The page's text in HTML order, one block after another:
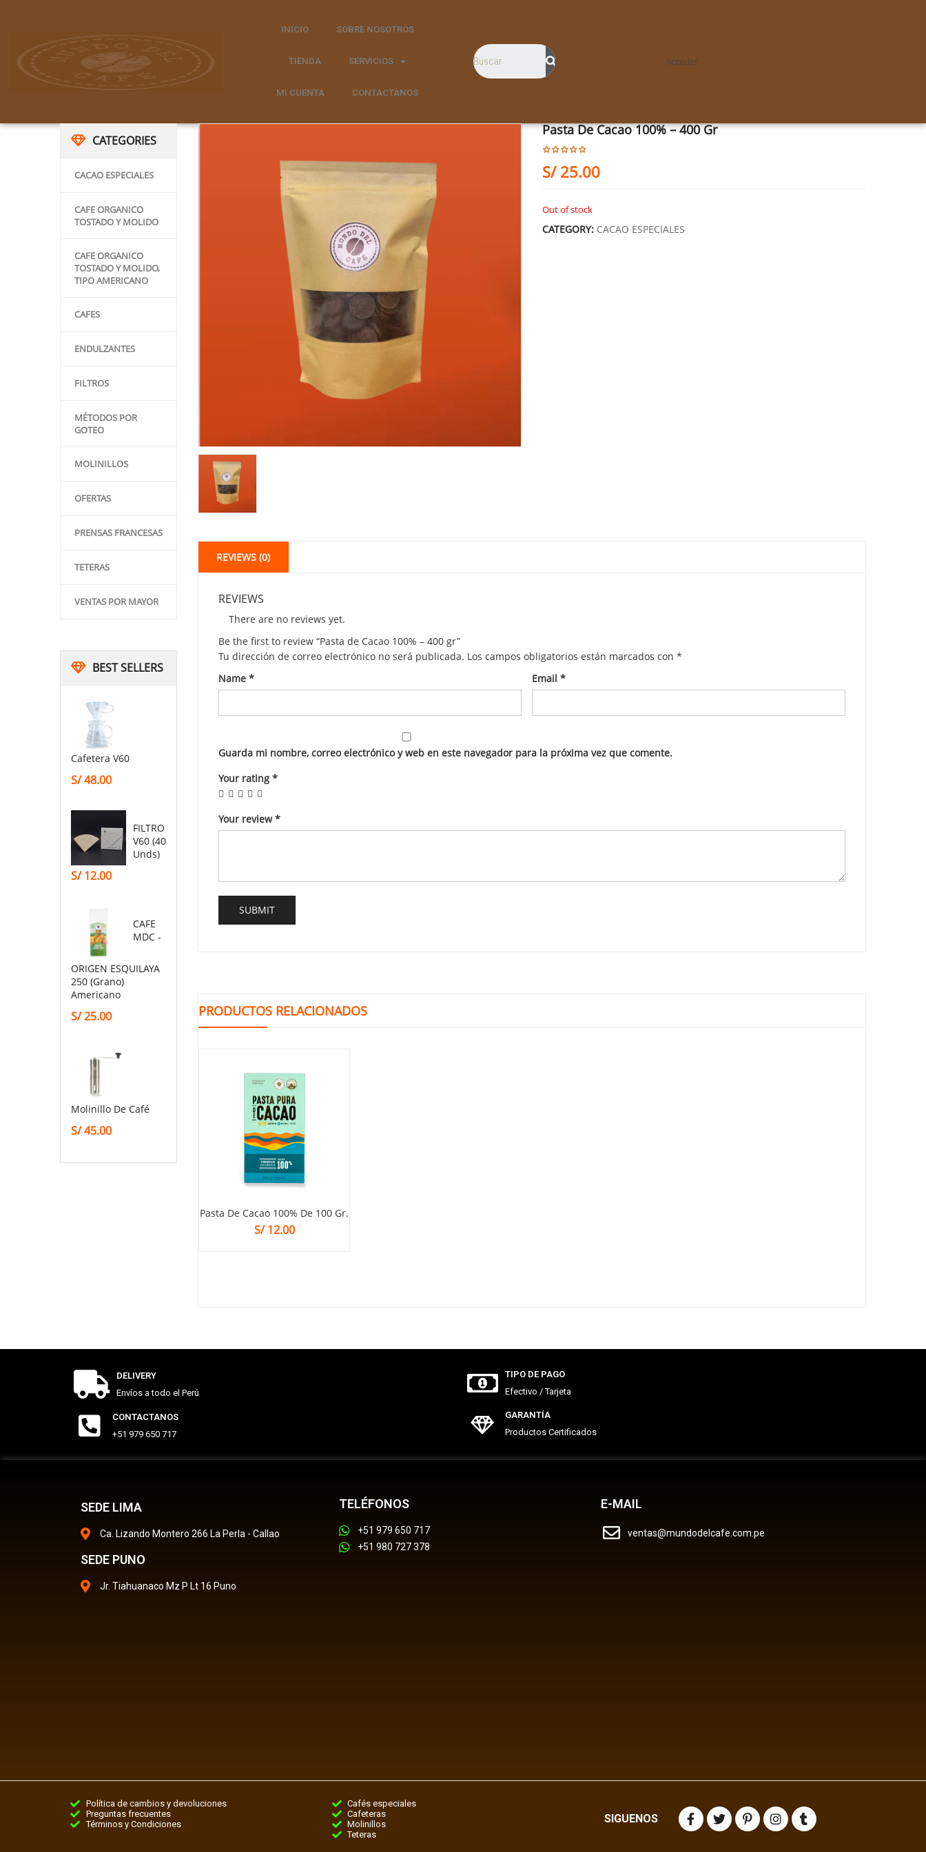
INICIO SOBRE NOSOTROS
TIENDA SERVICIOS
MI CUENTA CONTACTANOS
Acceder
CATEGORIES
CACAO ESPECIALES
CAFE ORGANICO
TOSTADO Y MOLIDO
CAFE ORGANICO
TOSTADO Y MOLIDO,
TIPO AMERICANO
CAFES
ENDULZANTES
FILTROS
MÉTODOS POR
GOTEO
MOLINILLOS
OFERTAS
PRENSAS FRANCESAS
TETERAS
VENTAS POR MAYOR
BEST SELLERS
Cafetera V60
S/48.00
FILTRO
V60 (40
Unds)
S/12.00
CAFE
MDC -
ORIGEN ESQUILAYA
250 (grano)
Americano
S/25.00
Molinillo De Café
S/45.00
Pasta De Cacao 100% – 400 Gr
S/25.00
Out of stock
CATEGORY: CACAO ESPECIALES
REVIEWS (0)
REVIEWS
There are no reviews yet.
Be the first to review “Pasta de Cacao 100% – 400 gr”
Tu dirección de correo electrónico no será publicada. Los campos obligatorios están marcados con *
Name * Email *
Guarda mi nombre, correo electrónico y web en este navegador para la próxima vez que comente.
Your rating *
Your review*
PRODUCTOS RELACIONADOS
Pasta De Cacao 100% De 100 Gr.
S/12.00
DELIVERY
Envíos a todo el Perú
CONTACTANOS
+51 979 650 717
TIPO DE PAGO
Efectivo / Tarjeta
GARANTÍA
Productos Certificados
SEDE LIMA
Ca. Lizando Montero 266 La Perla - Callao
SEDE PUNO
Jr. Tiahuanaco Mz P Lt 16 Puno
TELÉFONOS
+51 979 650 717
+51 980 727 378
E-MAIL
ventas@mundodelcafe.com.pe
Política de cambios y devoluciones
Preguntas frecuentes
Términos y Condiciones
Cafés especiales
Cafeteras
Molinillos
Teteras
SIGUENOS